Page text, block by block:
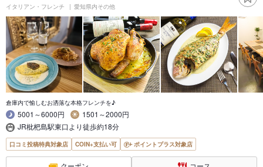
イタリアン・フレンチ 愛知県内その他
倉庫内で愉しむお洒落な本格フレンチを♪
5001～6000円
1501～2000円
JR枇杷島駅東口より徒歩約18分
口コミ投稿特典対象店 COIN+支払い可 ポイントプラス対象店